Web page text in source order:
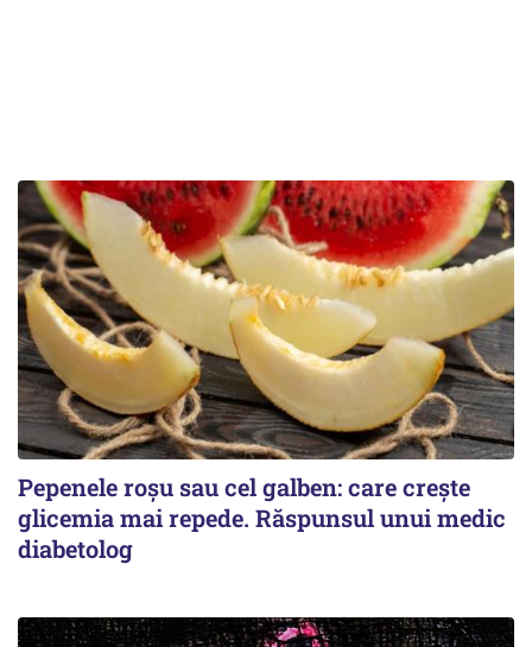
Pepenele roșu sau cel galben: care crește
glicemia mai repede. Răspunsul unui medic
diabetolog